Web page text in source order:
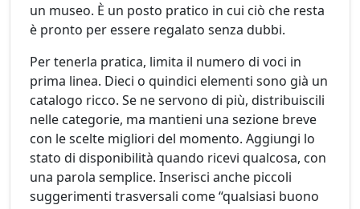
un museo. È un posto pratico in cui ciò che resta
è pronto per essere regalato senza dubbi.
Per tenerla pratica, limita il numero di voci in
prima linea. Dieci o quindici elementi sono già un
catalogo ricco. Se ne servono di più, distribuiscili
nelle categorie, ma mantieni una sezione breve
con le scelte migliori del momento. Aggiungi lo
stato di disponibilità quando ricevi qualcosa, con
una parola semplice. Inserisci anche piccoli
suggerimenti trasversali come “qualsiasi buono